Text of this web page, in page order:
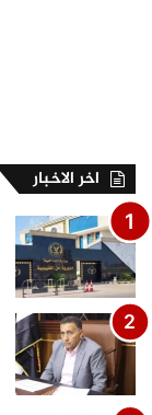
اخر الاخبار